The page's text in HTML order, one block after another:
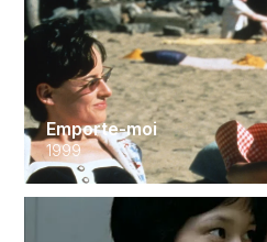
Emporte-moi
1999